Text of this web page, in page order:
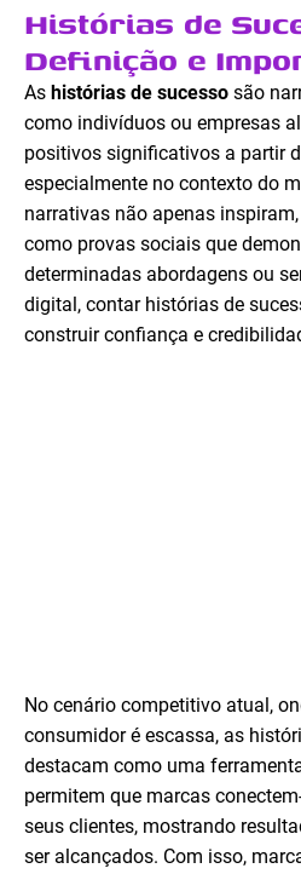
Histórias de
Definição e
As histórias de sucesso são
como indivíduos ou empresas
positivos significativos a partir
especialmente no contexto do
narrativas não apenas
como provas sociais que
determinadas abordagens ou
digital, contar histórias de
construir confiança e
No cenário competitivo atual,
consumidor é escassa, as
destacam como uma
permitem que marcas
seus clientes, mostrando
ser alcançados. Com isso,